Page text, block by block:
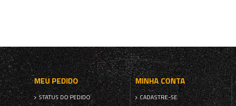
MEU PEDIDO
STATUS DO PEDIDO
MINHA CONTA
CADASTRE-SE